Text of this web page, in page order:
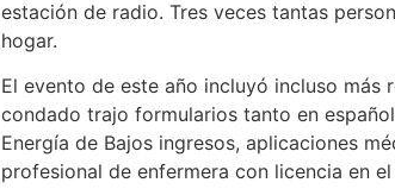
estación de radio. Tres veces tantas
hogar.
El evento de este año incluyó incluso más
condado trajo formularios tanto en
Energía de Bajos ingresos, aplicaciones
profesional de enfermera con licencia en